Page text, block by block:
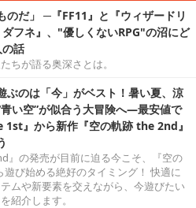
のだ」 ─『FF11』と『ウィザードリ
ダフネ』、"優しくないRPG"の沼にど
話
ちが語る奥深さとは。
ぶのは「今」がベスト！暑い夏、涼
青い空”が似合う大冒険へ―最安値で
1st』から新作『空の軌跡 the 2nd』
』の発売が目前に迫る今こそ、『空の
び始める絶好のタイミング！ 快適に
ムや新要素を交えながら、今遊びたい
紹介します。